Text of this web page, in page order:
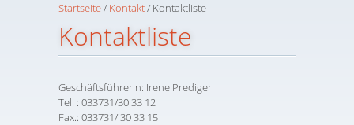
Startseite/ Kontakt/ Kontaktliste
Kontaktliste
Geschäftsführerin: Irene Prediger
Tel. : 033731/30 33 12
Fax.: 033731/ 30 33 15